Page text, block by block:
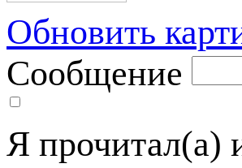
Обновить
Сообщение
Я